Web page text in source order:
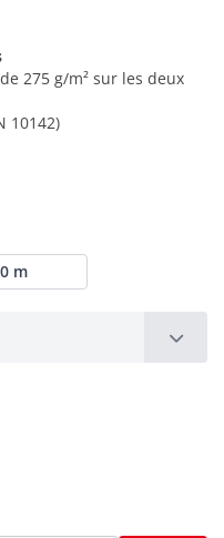
275 g/m² sur les deux
10142)
m